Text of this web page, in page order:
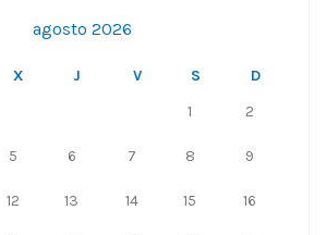
agosto 2026
X J V S
D
1
2
5 6 7 8 9
12 13 14 15 16